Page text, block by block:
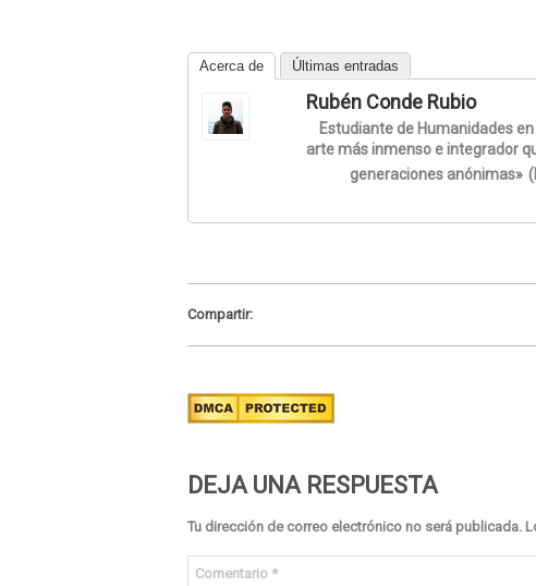
Acerca de Últimas entradas
Rubén Conde Rubio
Estudiante de Humanidades en
arte más inmenso e integrador
generaciones anónimas»
Compartir:
DEJA UNA RESPUESTA
Tu dirección de correo electrónico no será publicada.
Comentario *